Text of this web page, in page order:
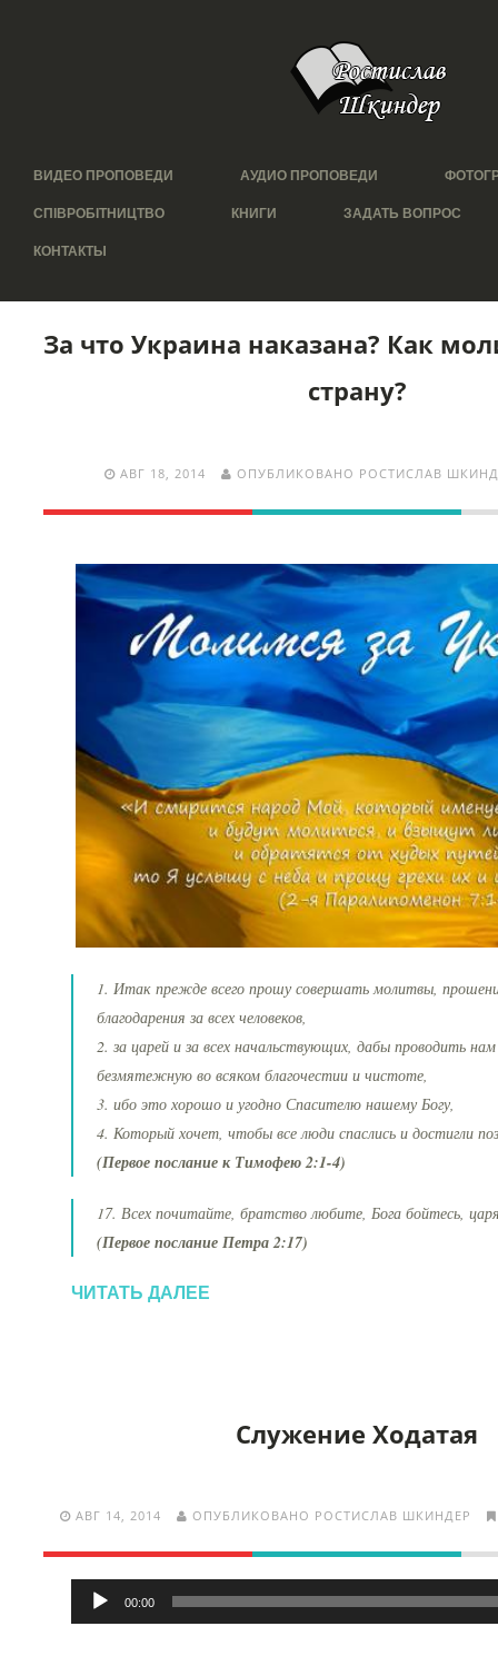
ВИДЕО ПРОПОВЕДИ АУДИО ПРОПОВЕДИ
СПІВРОБІТНИЦТВО КНИГИ ЗАДАТЬ ВОПРОС
КОНТАКТЫ
За что Украина наказана? Как
страну?
АВГ 18, 2014 ОПУБЛИКОВАНО РОСТИСЛАВ
1. Итак прежде всего прошу совершать молитвы,
благодарения за всех человеков,
2. за царей и за всех начальствующих, дабы проводить
безмятежную во всяком благочестии и чистоте,
3. ибо это хорошо и угодно Спасителю нашему Богу,
4. Который хочет, чтобы все люди спаслись и достигли
(Первое послание к Тимофею 2:1-4)
17. Всех почитайте, братство любите, Бога бойтесь,
(Первое послание Петра 2:17)
ЧИТАТЬ ДАЛЕЕ
Служение Ходатая
АВГ 14, 2014 ОПУБЛИКОВАНО РОСТИСЛАВ ШКИНДЕР
Аудиоплеер
00:00